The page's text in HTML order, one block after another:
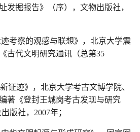
发掘报告》（序），文物出版社，
考察的观感与联想》，北京大学震
古代文明研究通讯（总第35
证迹》，北京大学考古文博学院、
著《登封王城岗考古发现与研究
版社，2007年；